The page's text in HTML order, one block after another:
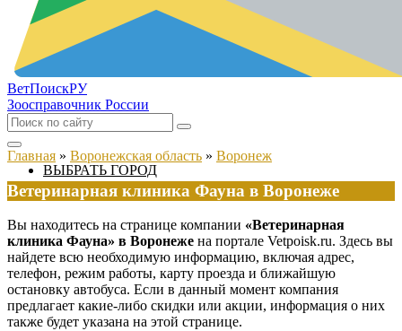
ВетПоискРУ
Зоосправочник России
ВЫБРАТЬ ГОРОД
Главная » Воронежская область » Воронеж
Ветеринарная клиника Фауна в Воронеже
Вы находитесь на странице компании «Ветеринарная
клиника Фауна» в Воронеже на портале Vetpoisk.ru. Здесь вы
найдете всю необходимую информацию, включая адрес,
телефон, режим работы, карту проезда и ближайшую
остановку автобуса. Если в данный момент компания
предлагает какие-либо скидки или акции, информация о них
также будет указана на этой странице.